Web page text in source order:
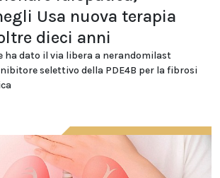
Usa nuova terapia
dieci anni
ha dato il via libera a nerandomilast
selettivo della PDE4B per la fibrosi